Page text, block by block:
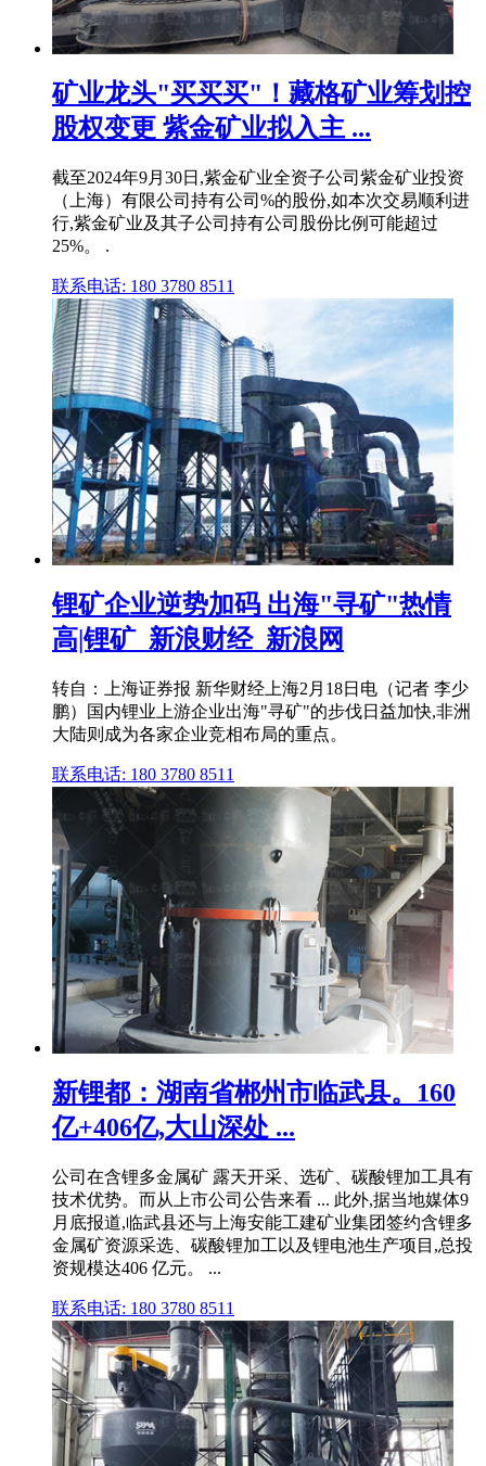
矿业龙头"买买买"！藏格矿业筹划控
股权变更 紫金矿业拟入主 ...
截至2024年9月30日,紫金矿业全资子公司紫金矿业投资
（上海）有限公司持有公司%的股份,如本次交易顺利进
行,紫金矿业及其子公司持有公司股份比例可能超过
25%。 .
联系电话: 180 3780 8511
锂矿企业逆势加码 出海"寻矿"热情
高|锂矿_新浪财经_新浪网
转自：上海证券报 新华财经上海2月18日电（记者 李少
鹏）国内锂业上游企业出海"寻矿"的步伐日益加快,非洲
大陆则成为各家企业竞相布局的重点。
联系电话: 180 3780 8511
新锂都：湖南省郴州市临武县。160
亿+406亿,大山深处 ...
公司在含锂多金属矿 露天开采、选矿、碳酸锂加工具有
技术优势。而从上市公司公告来看 ... 此外,据当地媒体9
月底报道,临武县还与上海安能工建矿业集团签约含锂多
金属矿资源采选、碳酸锂加工以及锂电池生产项目,总投
资规模达406 亿元。 ...
联系电话: 180 3780 8511